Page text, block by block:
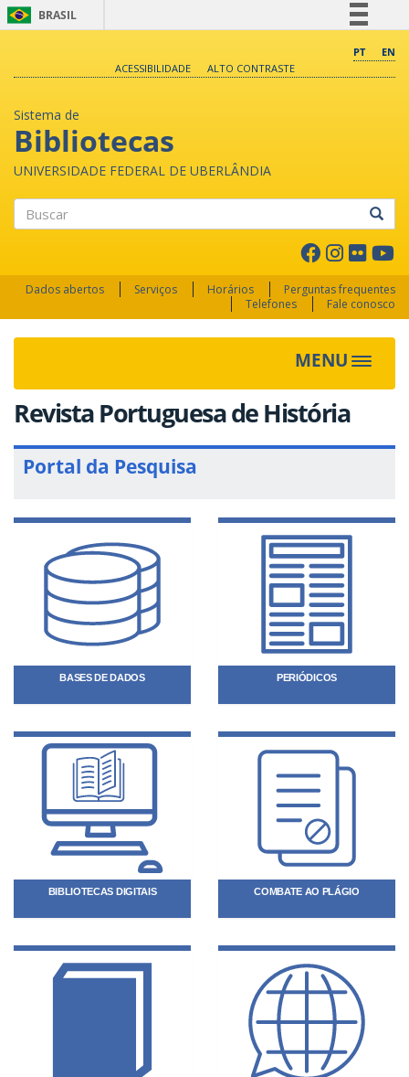
BRASIL
Comunica BR
PT
EN
ACESSIBILIDADE
ALTO CONTRASTE
Sistema de
Bibliotecas
UNIVERSIDADE FEDERAL DE UBERLÂNDIA
Dados abertos Serviços Horários
Perguntas frequentes
Telefones
Fale conosco
MENU Toggle
Revista Portuguesa de História
Portal da Pesquisa
BASES DE DADOS PERIÓDICOS
BIBLIOTECAS DIGITAIS COMBATE AO PLÁGIO